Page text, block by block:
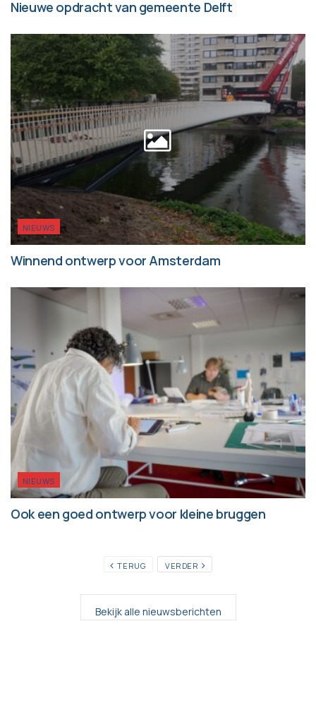
Nieuwe opdracht van gemeente Delft
NIEUWS
Winnend ontwerp voor Amsterdam
NIEUWS
Ook een goed ontwerp voor kleine bruggen
TERUG VERDER
Bekijk alle nieuwsberichten